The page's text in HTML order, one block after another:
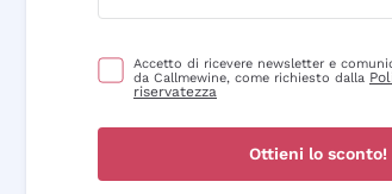
Accetto di ricevere newsletter e
da Callmewine, come richiesto dalla
riservatezza
Ottieni lo sconto!